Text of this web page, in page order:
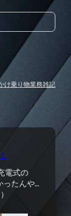
け乗り物業務雑記
電式の
たんや…